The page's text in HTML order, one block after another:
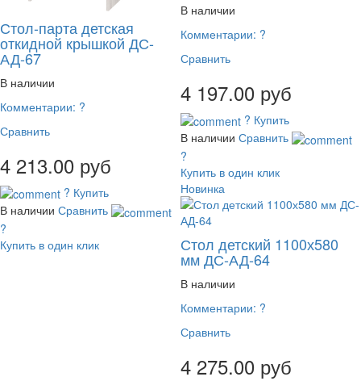
Стол-парта детская
откидной крышкой ДС-
АД-67
В наличии
Комментарии: ?
Сравнить
4 213.00 руб
? Купить
В наличии Сравнить
?
Купить в один клик
В наличии
Комментарии: ?
Сравнить
4 197.00 руб
? Купить
В наличии Сравнить
?
Купить в один клик
Новинка
Стол детский 1100х580
мм ДС-АД-64
В наличии
Комментарии: ?
Сравнить
4 275.00 руб